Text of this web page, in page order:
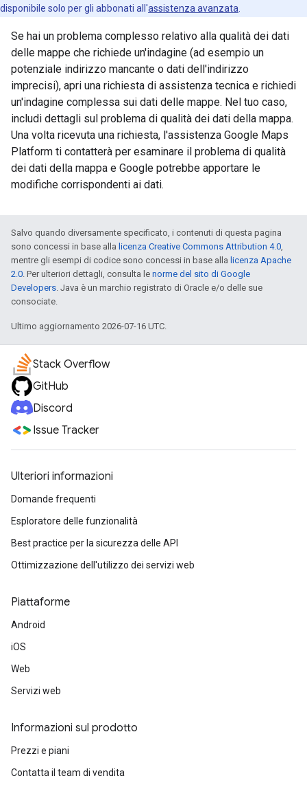
disponibile solo per gli abbonati all'assistenza avanzata
Se hai un problema complesso relativo alla qualità dei dati
delle mappe che richiede un'indagine (ad esempio un
potenziale indirizzo mancante o dati dell'indirizzo
imprecisi), apri una richiesta di assistenza tecnica e richiedi
un'indagine complessa sui dati delle mappe. Nel tuo caso,
includi dettagli sul problema di qualità dei dati della mappa.
Una volta ricevuta una richiesta, l'assistenza Google Maps
Platform ti contatterà per esaminare il problema di qualità
dei dati della mappa e Google potrebbe apportare le
modifiche corrispondenti ai dati.
Salvo quando diversamente specificato, i contenuti di questa pagina
sono concessi in base alla licenza Creative Commons Attribution 4.0
mentre gli esempi di codice sono concessi in base alla licenza Apache
2.0 . Per ulteriori dettagli, consulta le norme del sito di Google
Developers . Java è un marchio registrato di Oracle e/o delle sue
consociate.
Ultimo aggiornamento 2026-07-16 UTC.
Stack Overflow
GitHub
Discord
Issue Tracker
Ulteriori informazioni
Domande frequenti
Esploratore delle funzionalità
Best practice per la sicurezza delle API
Ottimizzazione dell'utilizzo dei servizi web
Piattaforme
Android
iOS
Web
Servizi web
Informazioni sul prodotto
Prezzi e piani
Contatta il team di vendita